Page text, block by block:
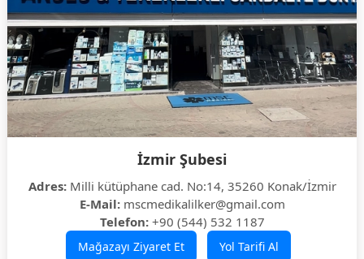
İzmir Şubesi
Adres:Milli kütüphane cad. No:14, 35260 Konak/İzmir
E-Mail: mscmedikalilker@gmail.com
Telefon:+90 (544) 532 1187
Mağazayı Ziyaret Et Yol Tarifi Al